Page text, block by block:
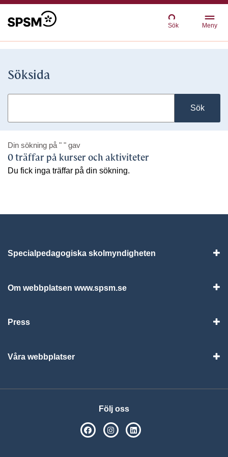
Sök Meny
Söksida
Sök
Din sökning på " " gav
0 träffar på kurser och aktiviteter
Du fick inga träffar på din sökning.
Specialpedagogiska skolmyndigheten
Om webbplatsen www.spsm.se
Press
Våra webbplatser
Följ oss
SPSM på Facebook
SPSM på Instagram